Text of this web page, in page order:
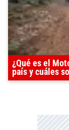
¿Qué es el
país y cuáles